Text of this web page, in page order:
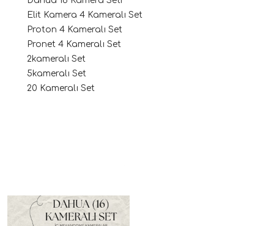
Elit Kamera 4 Kameralı Set
Proton 4 Kameralı Set
Pronet 4 Kameralı Set
2kameralı Set
5kameralı Set
20 Kameralı Set